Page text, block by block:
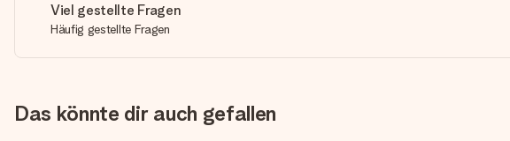
Viel gestellte Fragen
Häufig gestellte Fragen
Das könnte dir auch gefallen